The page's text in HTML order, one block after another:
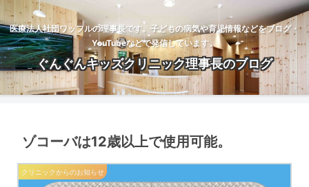
医療法人社団ワッフルの理事長です。子どもの病気や育児情報などをブログ・
YouTubeなどで発信しています。
ぐんぐんキッズクリニック理事長のブログ
ゾコーバは12歳以上で使用可能。
クリニックからのお知らせ